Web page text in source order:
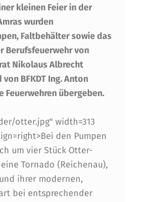
kleinen Feier in der
wurden
Faltbehälter sowie das
Berufsfeuerwehr von
Nikolaus Albrecht
BFKDT Ing. Anton
Feuerwehren übergeben.
otter.jpg" width=313
den Pumpen
um vier Stück Otter-
Tornado (Reichenau),
ihrer modernen,
bei entsprechender